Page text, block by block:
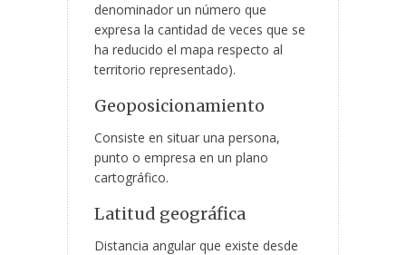
denominador un número que
expresa la cantidad de veces que se
ha reducido el mapa respecto al
territorio representado).
Geoposicionamiento
Consiste en situar una persona,
punto o empresa en un plano
cartográfico.
Latitud geográfica
Distancia angular que existe desde